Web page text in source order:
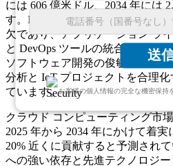
送
お客様の個人情報の完全な機密保持
には 606 億米ドル、2034 年には
す。PaaS プラットフォームはイ
欠であり、アプリケーション ラ
と DevOps ツールの統合を可能
ソフトウェア開発の俊敏性のため
分析と IoT プロジェクトを合理化
ています。
クラウド コンピューティング市
2025 年から 2034 年にかけて着
20% 近くに貢献すると予測され
への強い依存と先進テクノロジ